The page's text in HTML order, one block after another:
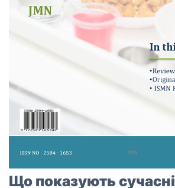
Що показують сучасні